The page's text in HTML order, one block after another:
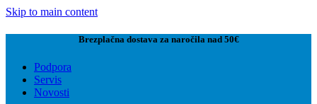
Skip to main content
Brezplačna dostava za naročila nad 50€
Podpora
Servis
Novosti